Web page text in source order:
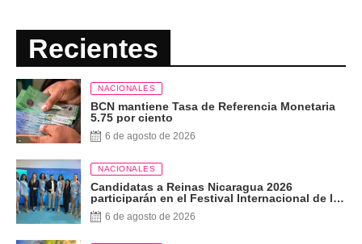
Recientes
NACIONALES
BCN mantiene Tasa de Referencia Monetaria
5.75 por ciento
6 de agosto de 2026
NACIONALES
Candidatas a Reinas Nicaragua 2026
participarán en el Festival Internacional de las
Artes, Cultura y Gastronomía
6 de agosto de 2026